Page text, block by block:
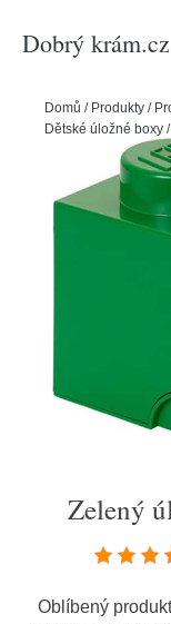
Dobrý krám.cz
Domů / Produkty /
Dětské úložné boxy /
Zelený
Oblíbený